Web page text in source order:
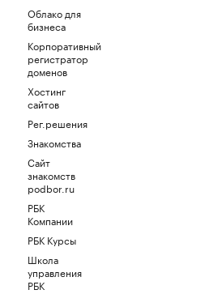
Облако для
бизнеса
Корпоративный
регистратор
доменов
Хостинг
сайтов
Рег.решения
Знакомства
Сайт
знакомств
podbor.ru
РБК
Компании
РБК Курсы
Школа
управления
РБК